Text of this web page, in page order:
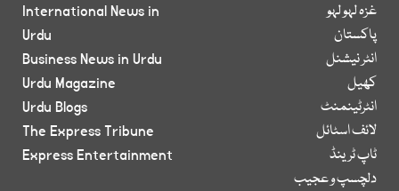
غزہ لہو لہو
پاکستان
انٹر نیشنل
کھیل
انٹرٹینمنٹ
لائف اسٹائل
ٹاپ ٹرینڈ
دلچسپ و عجیب
International News in
Urdu
Business News in Urdu
Urdu Magazine
Urdu Blogs
The Express Tribune
Express Entertainment